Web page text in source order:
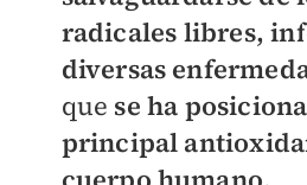
radicales libres,
diversas
que se ha
principal